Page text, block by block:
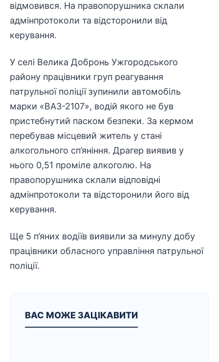
відмовився. На правопорушника склали
адмінпротоколи та відсторонили від
керування.
У селі Велика Добронь Ужгородського
району працівники груп реагування
патрульної поліції зупинили автомобіль
марки «ВАЗ-2107», водій якого не був
пристебнутий паском безпеки. За кермом
перебував місцевий житель у стані
алкогольного сп’яніння. Драгер виявив у
нього 0,51 проміле алкоголю. На
правопорушника склали відповідні
адмінпротоколи та відсторонили його від
керування.
Ще 5 п’яних водіїв виявили за минулу добу
працівники обласного управління патрульної
поліції.
ВАС МОЖЕ ЗАЦІКАВИТИ